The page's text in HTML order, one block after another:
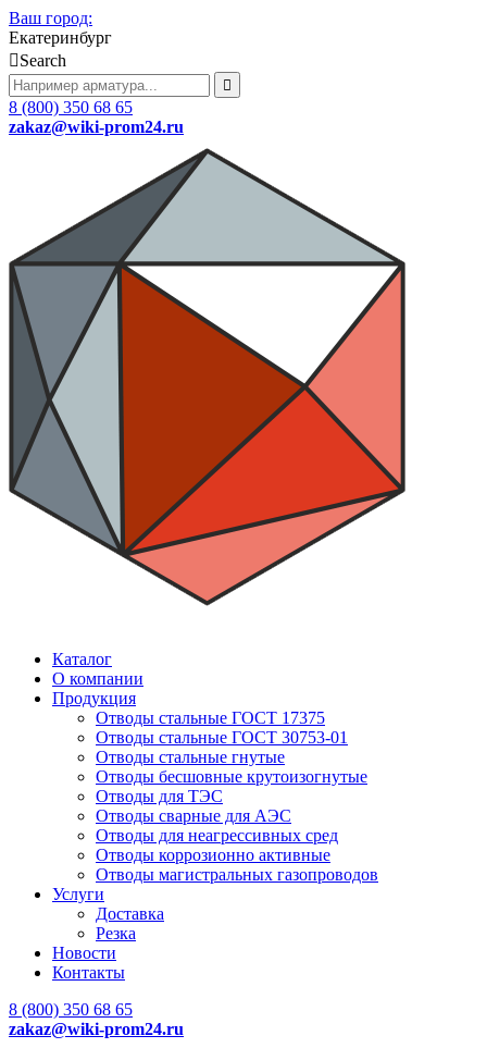
Ваш город:
Екатеринбург
Search
8 (800) 350 68 65
zakaz@wiki-prom24.ru
Каталог
О компании
Продукция
Отводы стальные ГОСТ 17375
Отводы стальные ГОСТ 30753-01
Отводы стальные гнутые
Отводы бесшовные крутоизогнутые
Отводы для ТЭС
Отводы сварные для АЭС
Отводы для неагрессивных сред
Отводы коррозионно активные
Отводы магистральных газопроводов
Услуги
Доставка
Резка
Новости
Контакты
8 (800) 350 68 65
zakaz@wiki-prom24.ru